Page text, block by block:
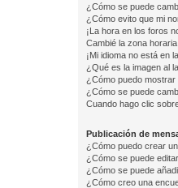
¿Cómo se puede
¿Cómo evito que mi
¡La hora en los foros
Cambié la zona
¡Mi idioma no está en
¿Qué es la imagen al
¿Cómo puedo mostrar
¿Cómo se puede
Cuando hago clic
Publicación de
¿Cómo puedo crear
¿Cómo se puede
¿Cómo se puede
¿Cómo creo una